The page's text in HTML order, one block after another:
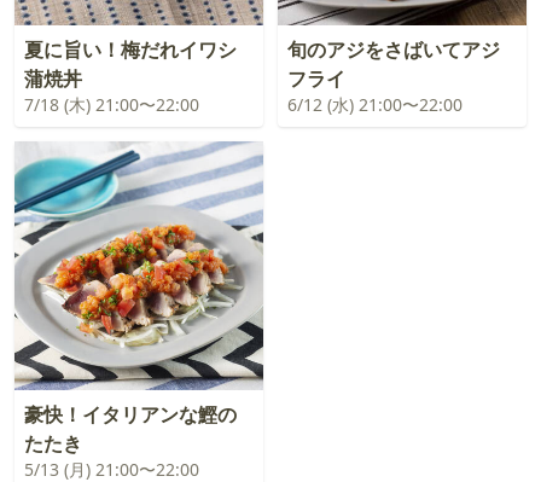
夏に旨い！梅だれイワシ
蒲焼丼
7/18 (木) 21:00〜22:00
旬のアジをさばいてアジ
フライ
6/12 (水) 21:00〜22:00
豪快！イタリアンな鰹の
たたき
5/13 (月) 21:00〜22:00